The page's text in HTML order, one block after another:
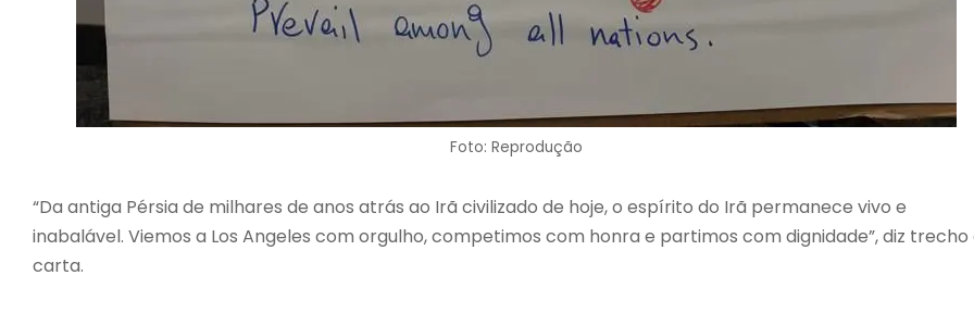
Foto: Reprodução
“Da antiga Pérsia de milhares de anos atrás ao Irã civilizado de hoje, o espírito do Irã permanece vivo e
inabalável. Viemos a Los Angeles com orgulho, competimos com honra e partimos com dignidade”, diz trecho
carta.